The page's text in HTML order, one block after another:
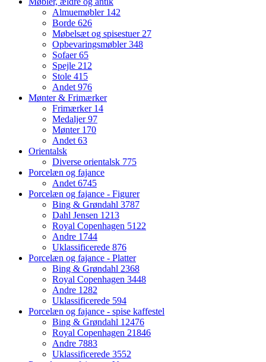
Almuemøbler 142
Borde 626
Møbelsæt og spisestuer27
Opbevaringsmøbler348
Sofaer65
Spejle 212
Stole 415
Andet976
Mønter & Frimærker
Frimærker 14
Medaljer97
Mønter 170
Andet63
Orientalsk
Diverse orientalsk 775
Porcelæn og fajance
Andet6745
Porcelæn og fajance - Figurer
Bing & Grøndahl 3787
Dahl Jensen 1213
Royal Copenhagen 5122
Andre 1744
Uklassificerede 876
Porcelæn og fajance - Platter
Bing & Grøndahl 2368
Royal Copenhagen 3448
Andre 1282
Uklassificerede 594
Porcelæn og fajance - spise kaffestel
Bing & Grøndahl 12476
Royal Copenhagen 21846
Andre 7883
Uklassificerede 3552